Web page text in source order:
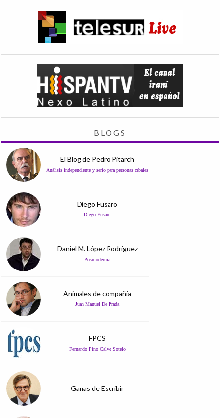
BLOGS
El Blog de Pedro Pitarch
Análisis independiente y serio para personas cabales
Diego Fusaro
Diego Fusaro
Daniel M. López Rodríguez
Posmodernia
Animales de compañía
Juan Manuel De Prada
FPCS
Fernando Pino Calvo Sotelo
Ganas de Escribir